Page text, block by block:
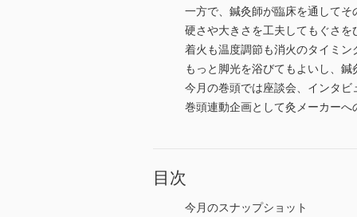
一方で、鍼灸師が臨床を通して
硬さや大きさを工夫してもぐさ
着火も温度調節も消火のタイミ
もっと脚光を浴びてもよいし、
今月の巻頭では座談会、インタ
巻頭連動企画として灸メーカー
目次
今月のスナップショット